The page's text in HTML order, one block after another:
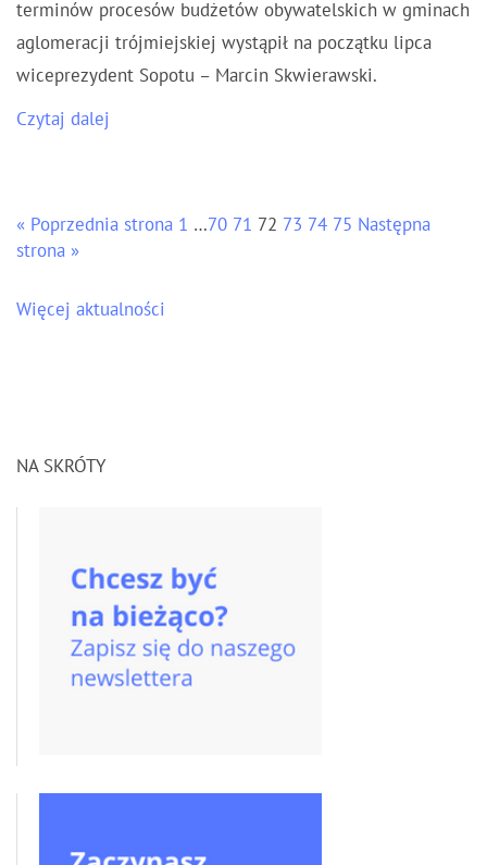
terminów procesów budżetów obywatelskich w gminach
aglomeracji trójmiejskiej wystąpił na początku lipca
wiceprezydent Sopotu – Marcin Skwierawski.
Czytaj dalej
« Poprzednia strona 1 …70 71 72 73 74 75 Następna
strona »
Więcej aktualności
NA SKRÓTY